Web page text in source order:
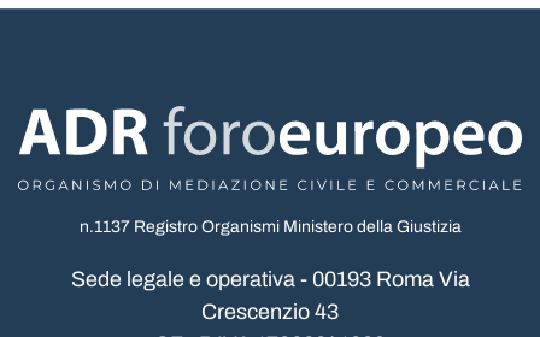
n.1137 Registro Organismi Ministero della Giustizia
Sede legale e operativa - 00193 Roma Via
Crescenzio 43